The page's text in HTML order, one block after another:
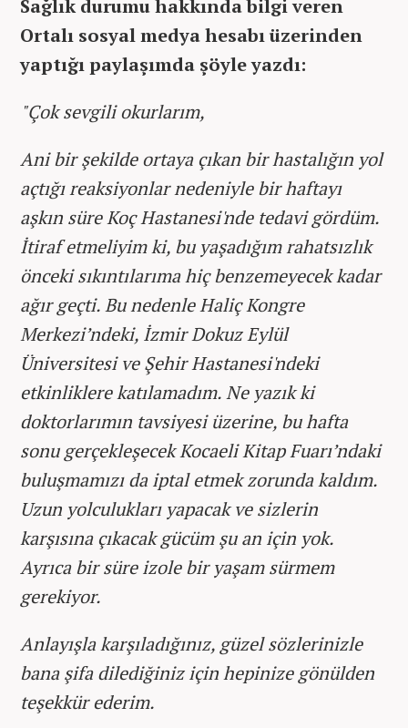
Sağlık durumu hakkında bilgi veren
Ortalı sosyal medya hesabı üzerinden
yaptığı paylaşımda şöyle yazdı:
"Çok sevgili okurlarım,
Ani bir şekilde ortaya çıkan bir hastalığın yol
açtığı reaksiyonlar nedeniyle bir haftayı
aşkın süre Koç Hastanesi'nde tedavi gördüm.
İtiraf etmeliyim ki, bu yaşadığım rahatsızlık
önceki sıkıntılarıma hiç benzemeyecek kadar
ağır geçti. Bu nedenle Haliç Kongre
Merkezi’ndeki, İzmir Dokuz Eylül
Üniversitesi ve Şehir Hastanesi'ndeki
etkinliklere katılamadım. Ne yazık ki
doktorlarımın tavsiyesi üzerine, bu hafta
sonu gerçekleşecek Kocaeli Kitap Fuarı’ndaki
buluşmamızı da iptal etmek zorunda kaldım.
Uzun yolculukları yapacak ve sizlerin
karşısına çıkacak gücüm şu an için yok.
Ayrıca bir süre izole bir yaşam sürmem
gerekiyor.
Anlayışla karşıladığınız, güzel sözlerinizle
bana şifa dilediğiniz için hepinize gönülden
teşekkür ederim.